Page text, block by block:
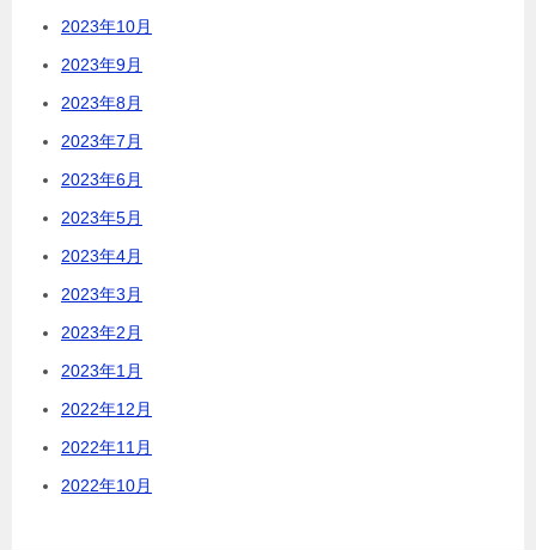
2023年10月
2023年9月
2023年8月
2023年7月
2023年6月
2023年5月
2023年4月
2023年3月
2023年2月
2023年1月
2022年12月
2022年11月
2022年10月